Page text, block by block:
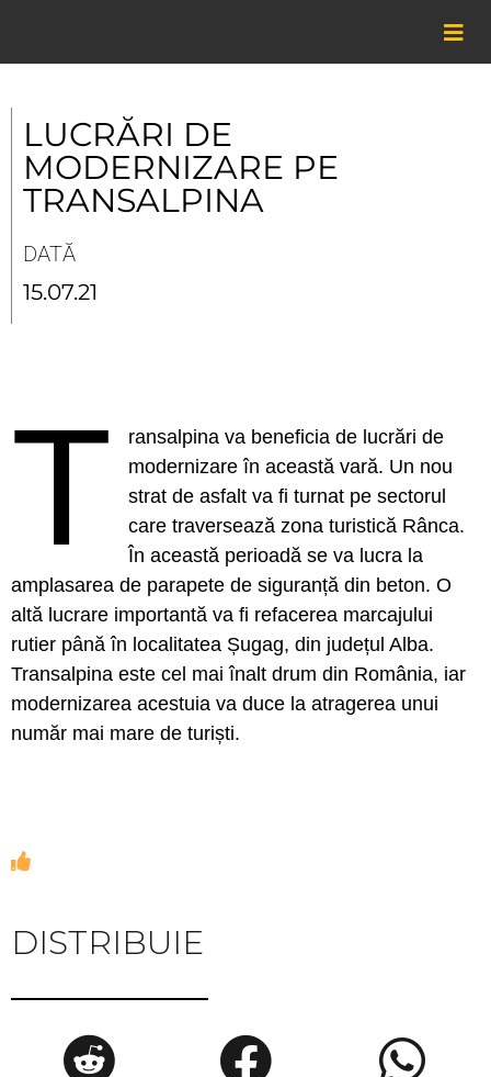
content
LUCRĂRI DE
MODERNIZARE PE
TRANSALPINA
DATĂ
15.07.21
T
ransalpina va beneficia de lucrări de
modernizare în această vară. Un nou
strat de asfalt va fi turnat pe sectorul
care traversează zona turistică Rânca.
În această perioadă se va lucra la
amplasarea de parapete de siguranță din beton. O
altă lucrare importantă va fi refacerea marcajului
rutier până în localitatea Șugag, din județul Alba.
Transalpina este cel mai înalt drum din România, iar
modernizarea acestuia va duce la atragerea unui
număr mai mare de turiști.
DISTRIBUIE